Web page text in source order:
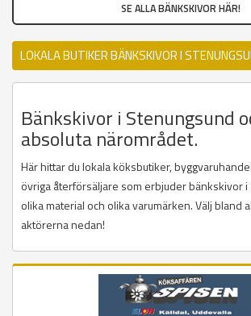
SE ALLA BÄNKSKIVOR HÄR!
LOKALA BUTIKER BÄNKSKIVOR I
Bänkskivor i Stenungsund
absoluta närområdet.
Här hittar du lokala köksbutiker,
övriga återförsäljare som erbjuder bänkskivor i
olika material och olika varumärken. Välj bland
aktörerna nedan!